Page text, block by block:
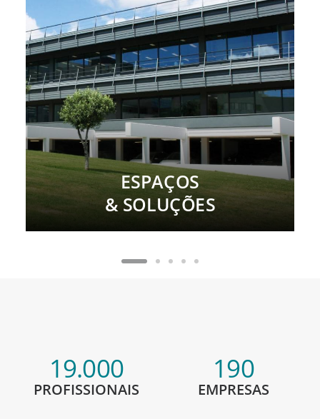
ESPAÇOS
& SOLUÇÕES
19.000
PROFISSIONAIS
190
EMPRESAS